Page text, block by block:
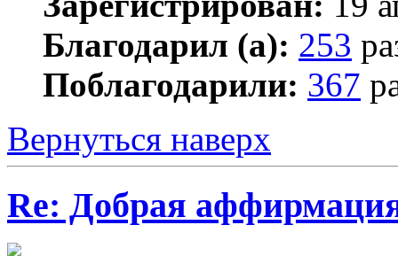
Благодарил (а): 253
Поблагодарили: 367
Вернуться наверх
Re: Добрая